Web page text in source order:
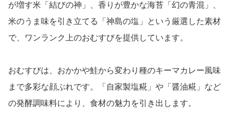
が増す米「結びの神」、香りが豊かな海苔「幻の青混」、
米のうま味を引き立てる「神島の塩」という厳選した素材
で、ワンランク上のおむすびを提供しています。
おむすびは、おかかや鮭から変わり種のキーマカレー風味
まで多彩な顔ぶれです。「自家製塩糀」や「醤油糀」など
の発酵調味料により、食材の魅力を引き出します。